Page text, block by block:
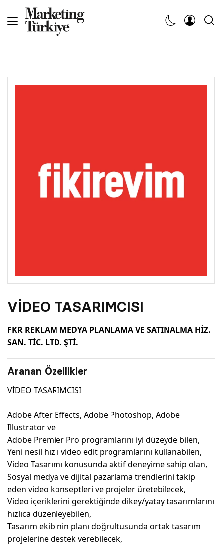
VİDEO TASARIMCISI
FKR REKLAM MEDYA PLANLAMA VE SATINALMA HİZ.
SAN. TİC. LTD. ŞTİ.
Aranan Özellikler
VİDEO TASARIMCISI
Adobe After Effects, Adobe Photoshop, Adobe
Illustrator ve
Adobe Premier Pro programlarını iyi düzeyde bilen,
Yeni nesil hızlı video edit programlarını kullanabilen,
Video Tasarımı konusunda aktif deneyime sahip olan,
Sosyal medya ve dijital pazarlama trendlerini takip
eden video konseptleri ve projeler üretebilecek,
Video içeriklerini gerektiğinde dikey/yatay tasarımlarını
hızlıca düzenleyebilen,
Tasarım ekibinin planı doğrultusunda ortak tasarım
projelerine destek verebilecek,
Söyleşiler